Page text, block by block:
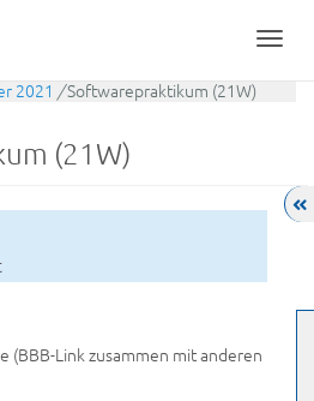
2021 /Softwarepraktikum (21W)
(21W)
(BBB-Link zusammen mit anderen